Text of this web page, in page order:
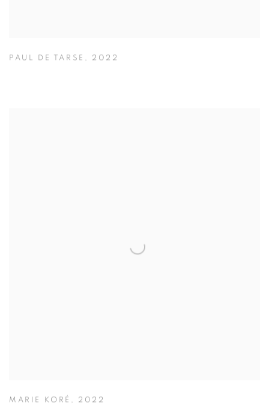
PAUL DE TARSE , 2022
MARIE KORÉ 2022